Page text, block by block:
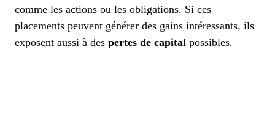
comme les actions ou les obligations. Si ces
placements peuvent générer des gains intéressants, ils
exposent aussi à des pertes de capital possibles.